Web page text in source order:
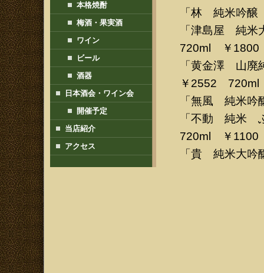
「林 純米吟
「津島屋 純
720ml ￥1800
「黄金澤 山
￥2552
「無風 純米
「不動 純米
720ml ￥1100
「貴 純米大
本格焼酎
梅酒・果実酒
ワイン
ビール
酒器
日本酒会・ワイン会
開催予定
当店紹介
アクセス